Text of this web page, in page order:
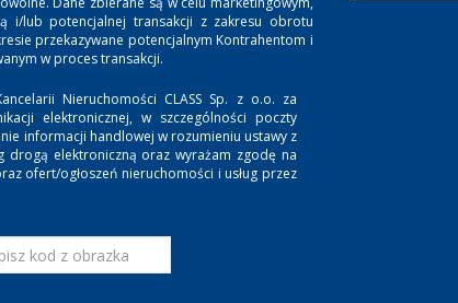
i/lub potencjalnej transakcji z zakresu obrotu
przekazywane potencjalnym Kontrahentom i
w proces transakcji.
Nieruchomości CLASS Sp. z o.o. za
elektronicznej, w szczególności poczty
informacji handlowej w rozumieniu ustawy z
drogą elektroniczną oraz wyrażam zgodę na
ofert/ogłoszeń nieruchomości i usług przez